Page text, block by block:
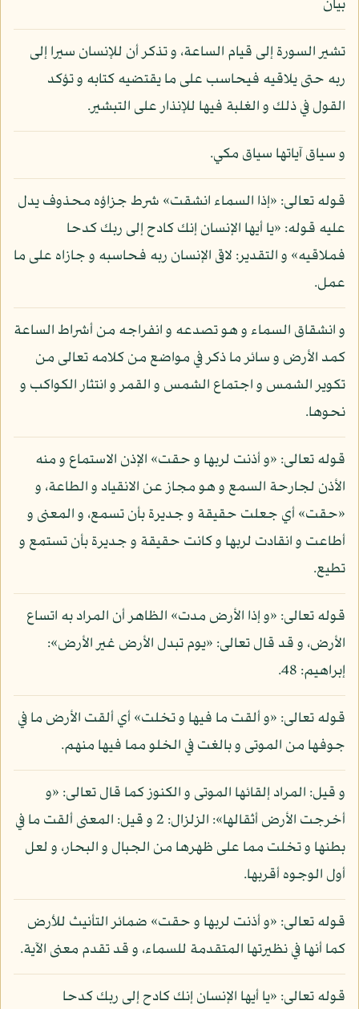
بيان
تشير السورة إلى قيام الساعة، و تذكر أن للإنسان سيرا إلى
ربه حتى يلاقيه فيحاسب على ما يقتضيه كتابه و تؤكد
القول في ذلك و الغلبة فيها للإنذار على التبشير.
و سياق آياتها سياق مكي.
قوله تعالى: «إذا السماء انشقت» شرط جزاؤه محذوف يدل
عليه قوله: «يا أيها الإنسان إنك كادح إلى ربك كدحا
فملاقيه» و التقدير: لاقى الإنسان ربه فحاسبه و جازاه على ما
عمل.
و انشقاق السماء و هو تصدعه و انفراجه من أشراط الساعة
كمد الأرض و سائر ما ذكر في مواضع من كلامه تعالى من
تكوير الشمس و اجتماع الشمس و القمر و انتثار الكواكب و
نحوها.
قوله تعالى: «و أذنت لربها و حقت» الإذن الاستماع و منه
الأذن لجارحة السمع و هو مجاز عن الانقياد و الطاعة، و
«حقت» أي جعلت حقيقة و جديرة بأن تسمع، و المعنى و
أطاعت و انقادت لربها و كانت حقيقة و جديرة بأن تستمع و
تطيع.
قوله تعالى: «و إذا الأرض مدت» الظاهر أن المراد به اتساع
الأرض، و قد قال تعالى: «يوم تبدل الأرض غير الأرض»:
إبراهيم: 48.
قوله تعالى: «و ألقت ما فيها و تخلت» أي ألقت الأرض ما في
جوفها من الموتى و بالغت في الخلو مما فيها منهم.
و قيل: المراد إلقائها الموتى و الكنوز كما قال تعالى: «و
أخرجت الأرض أثقالها»: الزلزال: 2 و قيل: المعنى ألقت ما في
بطنها و تخلت مما على ظهرها من الجبال و البحار، و لعل
أول الوجوه أقربها.
قوله تعالى: «و أذنت لربها و حقت» ضمائر التأنيث للأرض
كما أنها في نظيرتها المتقدمة للسماء، و قد تقدم معنى الآية.
قوله تعالى: «يا أيها الإنسان إنك كادح إلى ربك كدحا